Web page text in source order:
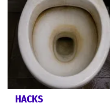
HACKS